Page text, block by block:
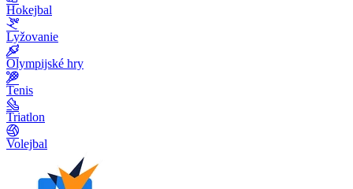
Hokejbal
Lyžovanie
Olympijské hry
Tenis
Triatlon
Volejbal